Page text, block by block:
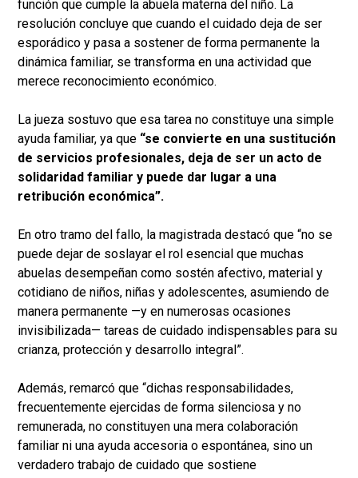
función que cumple la abuela materna del niño. La
resolución concluye que cuando el cuidado deja de ser
esporádico y pasa a sostener de forma permanente la
dinámica familiar, se transforma en una actividad que
merece reconocimiento económico.
La jueza sostuvo que esa tarea no constituye una simple
ayuda familiar, ya que “se convierte en una sustitución
de servicios profesionales, deja de ser un acto de
solidaridad familiar y puede dar lugar a una
retribución económica”.
En otro tramo del fallo, la magistrada destacó que “no se
puede dejar de soslayar el rol esencial que muchas
abuelas desempeñan como sostén afectivo, material y
cotidiano de niños, niñas y adolescentes, asumiendo de
manera permanente —y en numerosas ocasiones
invisibilizada— tareas de cuidado indispensables para su
crianza, protección y desarrollo integral”.
Además, remarcó que “dichas responsabilidades,
frecuentemente ejercidas de forma silenciosa y no
remunerada, no constituyen una mera colaboración
familiar ni una ayuda accesoria o espontánea, sino un
verdadero trabajo de cuidado que sostiene